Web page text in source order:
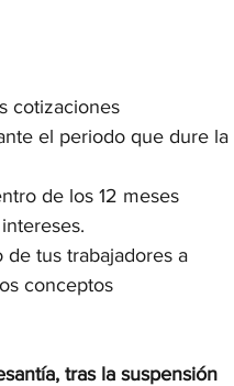
cotizaciones
el periodo que dure la
de los 12 meses
tus trabajadores a
conceptos
tras la suspensión